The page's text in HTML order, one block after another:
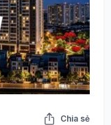
Chia sẻ